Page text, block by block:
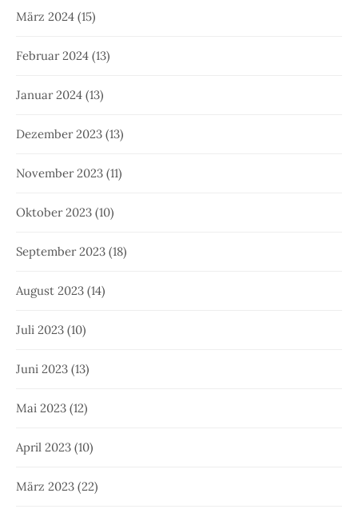
März 2024 (15)
Februar 2024 (13)
Januar 2024 (13)
Dezember 2023 (13)
November 2023 (11)
Oktober 2023 (10)
September 2023 (18)
August 2023 (14)
Juli 2023 (10)
Juni 2023 (13)
Mai 2023 (12)
April 2023 (10)
März 2023 (22)